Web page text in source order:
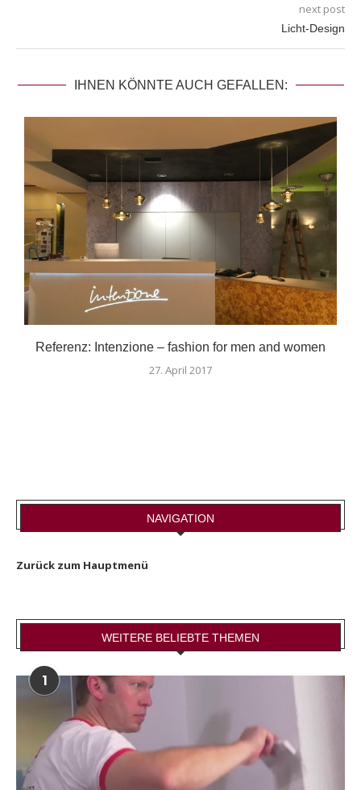
next post
Licht-Design
IHNEN KÖNNTE AUCH GEFALLEN:
Referenz: Intenzione – fashion for men and women
27. April 2017
NAVIGATION
Zurück zum Hauptmenü
WEITERE BELIEBTE THEMEN
1